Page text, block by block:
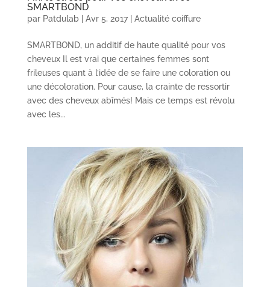
SMARTBOND
par Patdulab| Avr 5, 2017| Actualité coiffure
SMARTBOND, un additif de haute qualité pour vos
cheveux Il est vrai que certaines femmes sont
frileuses quant à l’idée de se faire une coloration ou
une décoloration. Pour cause, la crainte de ressortir
avec des cheveux abîmés! Mais ce temps est révolu
avec les...